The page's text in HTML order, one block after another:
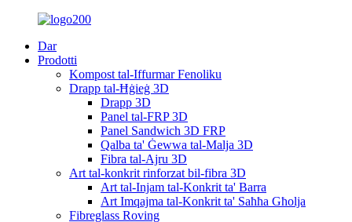
Dar
Prodotti
Kompost tal-Iffurmar Fenoliku
Drapp tal-Ħġieġ 3D
Drapp 3D
Panel tal-FRP 3D
Panel Sandwich 3D FRP
Qalba ta' Ġewwa tal-Malja 3D
Fibra tal-Ajru 3D
Art tal-konkrit rinforzat bil-fibra 3D
Art tal-Injam tal-Konkrit ta' Barra
Art Imqajma tal-Konkrit ta' Saħħa Għolja
Fibreglass Roving